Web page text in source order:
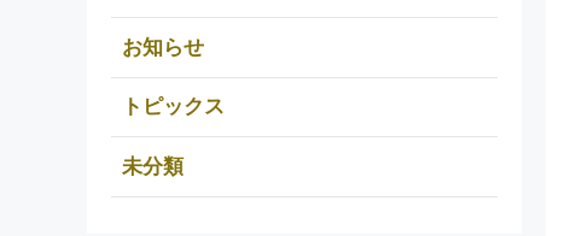
お知らせ
トピックス
未分類